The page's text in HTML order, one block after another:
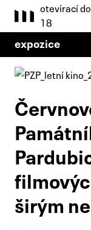
otevírací
18
expozice
širým